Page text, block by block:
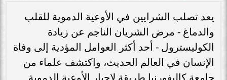
يعد تصلب الشرايين في الأوعية الدموية للقلب
والدماغ - مرض الشريان الناجم عن زيادة
الكوليسترول - أحد أكثر العوامل المؤدية إلى وفاة
الإنسان في العالم الحديث، واكتشف علماء من
جامعة كاليفورنيا طريقة لإجبار الأوعية الدموية